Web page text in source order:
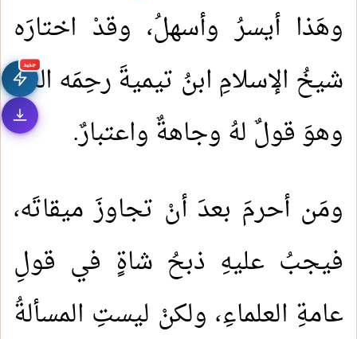
جديد
وهَذا أيسرُ وأسهلُ، وقدْ اختارَه
شيخُ الإسلامِ ابنُ تيميةَ رحِمَه اللهُ،
وهوَ قولٌ لهُ وجاهةٌ واعتبارٌ.
ومَن أحرمَ بعدَ أنْ تجاوزَ ميقاتَه،
فيجبُ عليهِ ذبحُ شاةٍ في قولِ
عامةِ العلماءِ، ولكنْ ليستِ المسألةُ